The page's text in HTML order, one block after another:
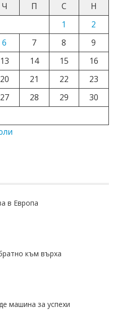
Ч П С
Н
1
2
6 7 8
9
13 14 15
16
20 21 22
23
27 28 29
30
в Европа
към върха
машина за успехи